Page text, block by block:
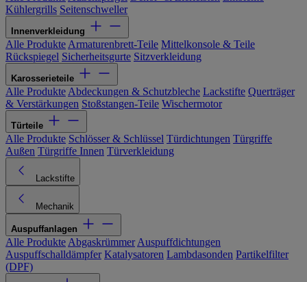
Kühlergrills Seitenschweller
Innenverkleidung
Alle Produkte Armaturenbrett-Teile Mittelkonsole & Teile
Rückspiegel Sicherheitsgurte Sitzverkleidung
Karosserieteile
Alle Produkte Abdeckungen & Schutzbleche Lackstifte Querträger
& Verstärkungen Stoßstangen-Teile Wischermotor
Türteile
Alle Produkte Schlösser & Schlüssel Türdichtungen Türgriffe
Außen Türgriffe Innen Türverkleidung
Lackstifte
Mechanik
Auspuffanlagen
Alle Produkte Abgaskrümmer Auspuffdichtungen
Auspuffschalldämpfer Katalysatoren Lambdasonden Partikelfilter
(DPF)